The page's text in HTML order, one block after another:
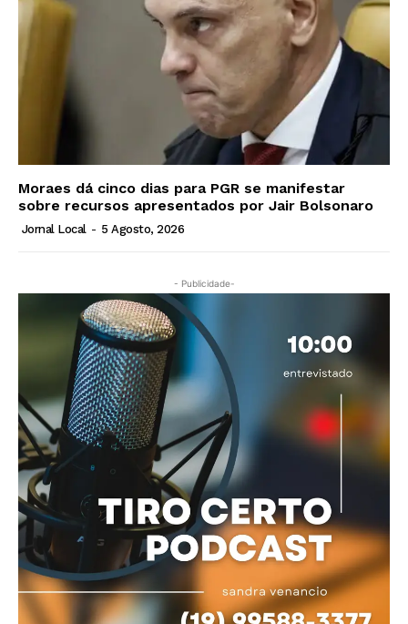
Moraes dá cinco dias para PGR se manifestar
sobre recursos apresentados por Jair Bolsonaro
Jornal Local - 5 Agosto, 2026
- Publicidade-